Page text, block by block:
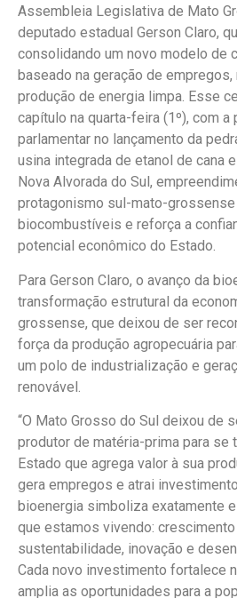
Assembleia Legislativa de Mato
deputado estadual Gerson Claro,
consolidando um novo modelo de
baseado na geração de empregos,
produção de energia limpa. Esse
capítulo na quarta-feira (1º), com a
parlamentar no lançamento da
usina integrada de etanol de cana
Nova Alvorada do Sul,
protagonismo sul-mato-grossense
biocombustíveis e reforça a
potencial econômico do Estado.
Para Gerson Claro, o avanço da
transformação estrutural da
grossense, que deixou de ser
força da produção agropecuária
um polo de industrialização e
renovável.
“O Mato Grosso do Sul deixou de
produtor de matéria-prima para se
Estado que agrega valor à sua
gera empregos e atrai
bioenergia simboliza exatamente
que estamos vivendo:
sustentabilidade, inovação e
Cada novo investimento fortalece
amplia as oportunidades para a